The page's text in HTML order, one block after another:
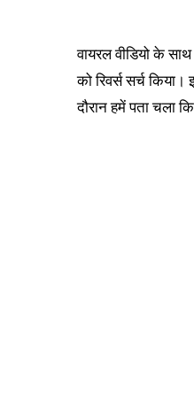
वायरल वीडियो के
को रिवर्स सर्च
दौरान हमें पता चला